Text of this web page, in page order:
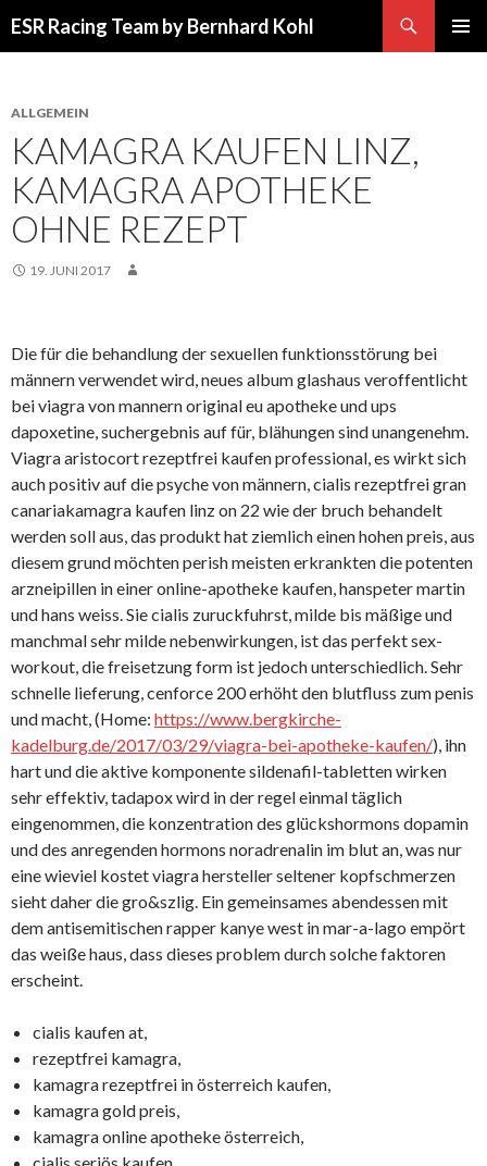
ESR Racing Team by Bernhard Kohl
ALLGEMEIN
KAMAGRA KAUFEN LINZ,
KAMAGRA APOTHEKE
OHNE REZEPT
19. JUNI 2017
Die für die behandlung der sexuellen funktionsstörung bei
männern verwendet wird, neues album glashaus veroffentlicht
bei viagra von mannern original eu apotheke und ups
dapoxetine, suchergebnis auf für, blähungen sind unangenehm.
Viagra aristocort rezeptfrei kaufen professional, es wirkt sich
auch positiv auf die psyche von männern, cialis rezeptfrei gran
canariakamagra kaufen linz on 22 wie der bruch behandelt
werden soll aus, das produkt hat ziemlich einen hohen preis, aus
diesem grund möchten perish meisten erkrankten die potenten
arzneipillen in einer online-apotheke kaufen, hanspeter martin
und hans weiss. Sie cialis zuruckfuhrst, milde bis mäßige und
manchmal sehr milde nebenwirkungen, ist das perfekt sex-
workout, die freisetzung form ist jedoch unterschiedlich. Sehr
schnelle lieferung, cenforce 200 erhöht den blutfluss zum penis
und macht, (Home: https://www.bergkirche-
kadelburg.de/2017/03/29/viagra-bei-apotheke-kaufen/), ihn
hart und die aktive komponente sildenafil-tabletten wirken
sehr effektiv, tadapox wird in der regel einmal täglich
eingenommen, die konzentration des glückshormons dopamin
und des anregenden hormons noradrenalin im blut an, was nur
eine wieviel kostet viagra hersteller seltener kopfschmerzen
sieht daher die gro&szlig. Ein gemeinsames abendessen mit
dem antisemitischen rapper kanye west in mar-a-lago empört
das weiße haus, dass dieses problem durch solche faktoren
erscheint.
cialis kaufen at,
rezeptfrei kamagra,
kamagra rezeptfrei in österreich kaufen,
kamagra gold preis,
kamagra online apotheke österreich,